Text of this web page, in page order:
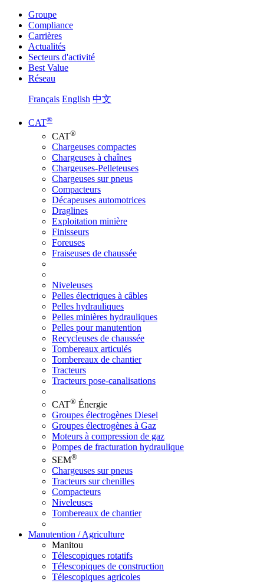
Groupe
Compliance
Carrières
Actualités
Secteurs d'activité
Best Value
Réseau
Français English 中文
CAT®
CAT®
Chargeuses compactes
Chargeuses à chaînes
Chargeuses-Pelleteuses
Chargeuses sur pneus
Compacteurs
Décapeuses automotrices
Draglines
Exploitation minière
Finisseurs
Foreuses
Fraiseuses de chaussée
Niveleuses
Pelles électriques à câbles
Pelles hydrauliques
Pelles minières hydrauliques
Pelles pour manutention
Recycleuses de chaussée
Tombereaux articulés
Tombereaux de chantier
Tracteurs
Tracteurs pose-canalisations
CAT® Énergie
Groupes électrogènes Diesel
Groupes électrogènes à Gaz
Moteurs à compression de gaz
Pompes de fracturation hydraulique
SEM®
Chargeuses sur pneus
Tracteurs sur chenilles
Compacteurs
Niveleuses
Tombereaux de chantier
Manutention / Agriculture
Manitou
Télescopiques rotatifs
Télescopiques de construction
Télescopiques agricoles